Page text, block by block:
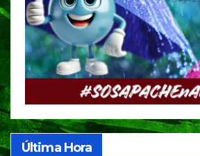
Última Hora